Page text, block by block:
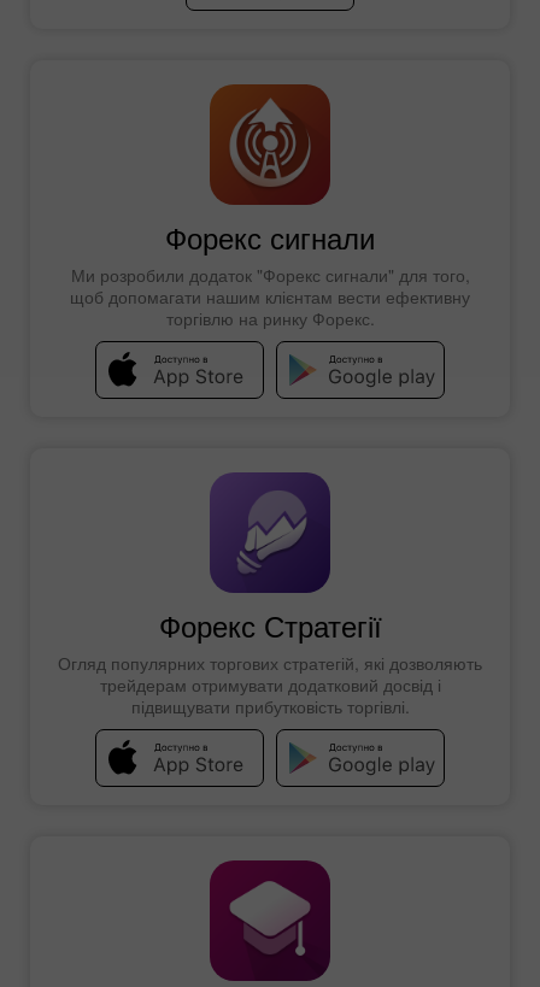
Форекс сигнали
Ми розробили додаток "Форекс сигнали" для того,
щоб допомагати нашим клієнтам вести ефективну
торгівлю на ринку Форекс.
Форекс Стратегії
Огляд популярних торгових стратегій, які дозволяють
трейдерам отримувати додатковий досвід і
підвищувати прибутковість торгівлі.